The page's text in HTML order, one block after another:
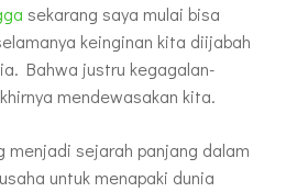
sekarang saya mulai bisa
keinginan kita diijabah
Bahwa justru kegagalan-
mendewasakan kita.
menjadi sejarah panjang dalam
untuk menapaki dunia